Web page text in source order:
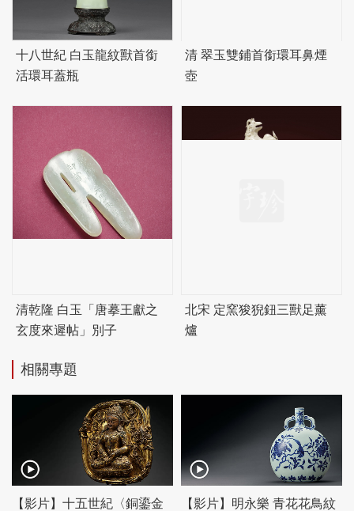
十八世紀 白玉龍紋獸首銜
活環耳蓋瓶
清 翠玉雙鋪首銜環耳鼻煙
壺
清乾隆 白玉「唐摹王獻之
玄度來遲帖」別子
北宋 定窯狻猊鈕三獸足薰
爐
相關專題
【影片】十五世紀〈銅鎏金
【影片】明永樂 青花花鳥紋